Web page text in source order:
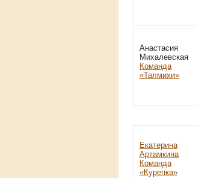
Анастасия
Михалевская
Команда
«Талмихи»
Екатерина
Артамкина
Команда
«Курепка»